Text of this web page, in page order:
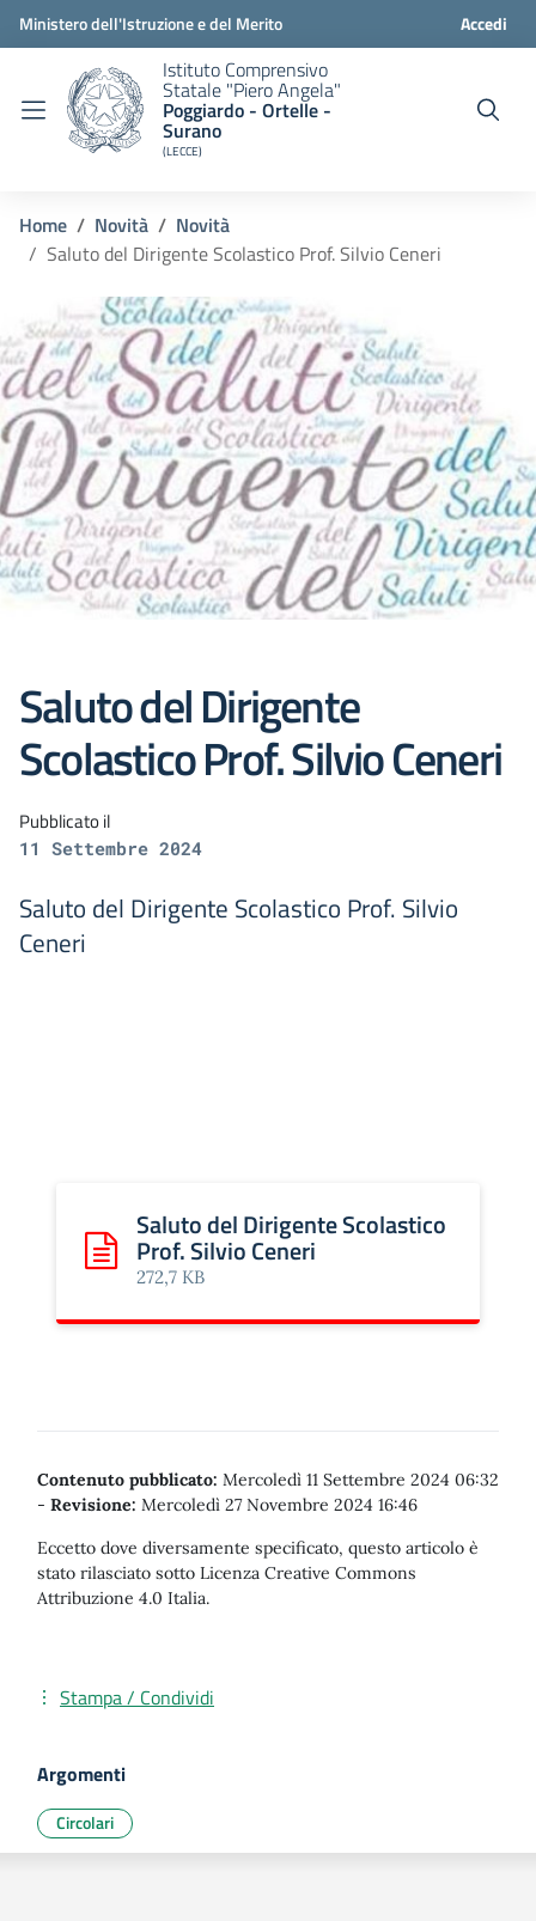
Ministero dell'Istruzione e del Merito Accedi
Istituto Comprensivo
Statale "Piero Angela"
Poggiardo - Ortelle -
Surano
(LECCE)
Home Novità
Novità
Saluto del Dirigente Scolastico Prof. Silvio Ceneri
Saluto del Dirigente
Scolastico Prof. Silvio Ceneri
Pubblicato il
11 Settembre 2024
Saluto del Dirigente Scolastico Prof. Silvio
Ceneri
Scarica: Saluto del Dirigente Scolastico Prof. Silvio
Saluto del Dirigente Scolastico
Prof. Silvio Ceneri
272,7 KB
Contenuto pubblicato: Mercoledì 11 Settembre 2024 06:32
- Revisione: Mercoledì 27 Novembre 2024 16:46
Eccetto dove diversamente specificato, questo articolo è
stato rilasciato sotto Licenza Creative Commons
Attribuzione 4.0 Italia.
Stampa / Condividi
Argomenti
Circolari